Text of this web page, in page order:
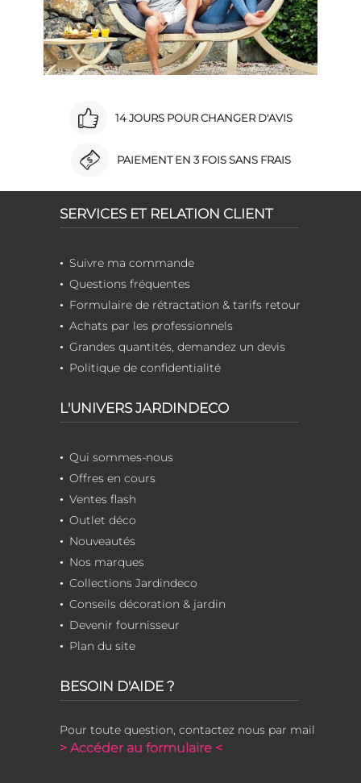
14 JOURS POUR CHANGER D'AVIS
PAIEMENT EN 3 FOIS SANS FRAIS
SERVICES ET RELATION CLIENT
Suivre ma commande
Questions fréquentes
Formulaire de rétractation & tarifs retour
Achats par les professionnels
Grandes quantités, demandez un devis
Politique de confidentialité
L'UNIVERS JARDINDECO
Qui sommes-nous
Offres en cours
Ventes flash
Outlet déco
Nouveautés
Nos marques
Collections Jardindeco
Conseils décoration & jardin
Devenir fournisseur
Plan du site
BESOIN D'AIDE ?
Pour toute question, contactez nous par mail
> Accéder au formulaire <